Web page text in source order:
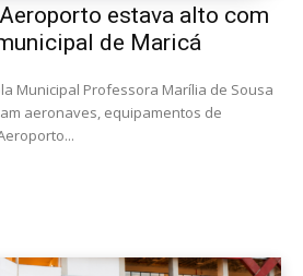
estava alto com
de Maricá
Municipal Professora Marília de Sousa
aeronaves, equipamentos de